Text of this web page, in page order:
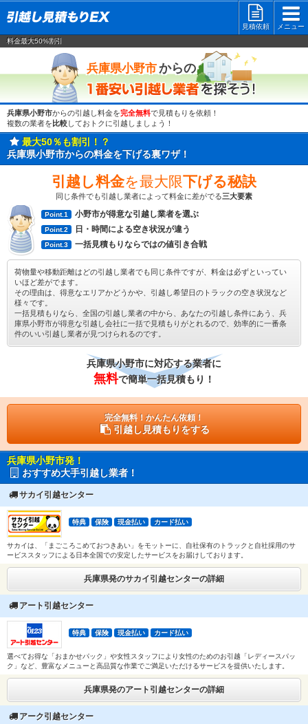
見積依頼
メニュー
料金最大50%割引
兵庫県小野市からの
兵庫県小野市からの引越し料金を完全無料で見積もりを依頼！
複数の業者を 比較しておトクに引越しましょう！
最大50％も割引！？
兵庫県小野市からの料金を下げる裏ワザ！
引越し料金を最大限下げる秘訣
同じ条件でも引越し業者によって料金に差がでる三大要素
Point.1 小野市が得意な引越し業者を選ぶ
Point.2 日・時間による空き状況が違う
Point.3 一括見積もりならではの値引き合戦
荷物量や移動距離はどの引越し業者でも同じ条件ですが、料金は必ずといってい
いほど差がでます。
その理由は、得意なエリアかどうかや、引越し希望日のトラックの空き状況など
様々です。
一括見積もりなら、全国の引越し業者の中から、あなたの引越し条件にあう、兵
庫県小野市が得意な引越し会社に一括で見積もりがとれるので、効率的に一番条
件のいい引越し業者が見つけられるのです。
兵庫県小野市に対応する業者に
無料で簡単一括見積もり！
完全無料！かんたん依頼！
引越し見積もりをする
兵庫県小野市発！
おすすめ大手引越し業者！
サカイ引越センター
特典 保険 現金払い カード払い
サカイは、「まごころこめておつきあい」をモットーに、自社保有のトラックと自社採用のサ
ービススタッフによる日本全国での安定したサービスをお届けしております。
兵庫県発のサカイ引越センターの詳細
アート引越センター
特典 保険 現金払い カード払い
選べてお得な「おまかせパック」や女性スタッフにより女性のためのお引越「レディースパッ
ク」など、豊富なメニューと高品質な作業でご満足いただけるサービスを提供いたします。
兵庫県発のアート引越センターの詳細
アーク引越センター